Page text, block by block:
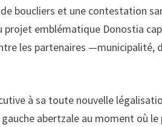
boucliers et une contestation
emblématique Donostia
les partenaires —municipalité,
à sa toute nouvelle
abertzale au moment où